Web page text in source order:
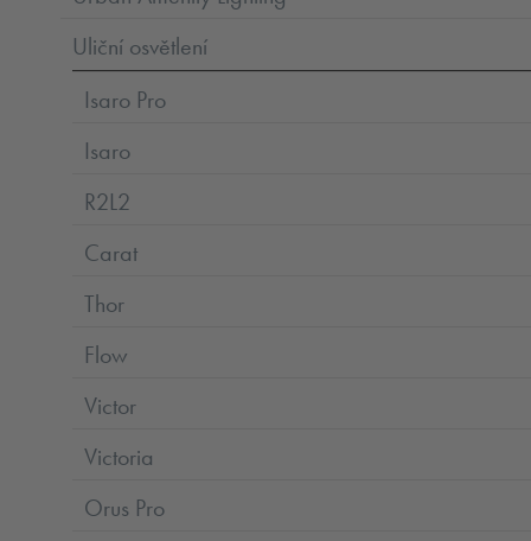
Uliční osvětlení
Isaro Pro
Isaro
R2L2
Carat
Thor
Flow
Victor
Victoria
Orus Pro